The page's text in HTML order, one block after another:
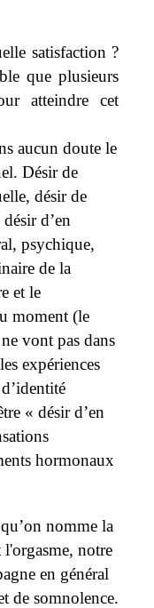
satisfaction ?
que plusieurs
atteindre cet
aucun doute le
Désir de
désir de
d’en
psychique,
de la
et le
moment (le
vont pas dans
expériences
« désir d’en
hormonaux
nomme la
notre
en général
de somnolence.